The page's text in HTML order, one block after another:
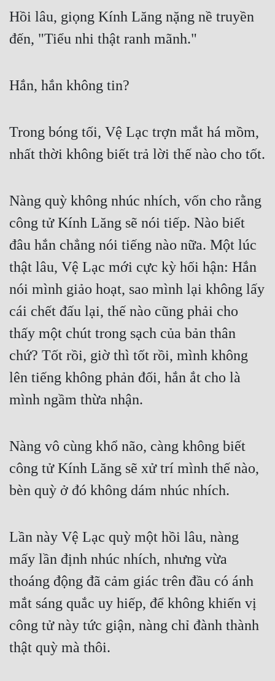
Hồi lâu, giọng Kính Lăng nặng nề truyền
đến, "Tiểu nhi thật ranh mãnh."
Hắn, hắn không tin?
Trong bóng tối, Vệ Lạc trợn mắt há mồm,
nhất thời không biết trả lời thế nào cho tốt.
Nàng quỳ không nhúc nhích, vốn cho rằng
công tử Kính Lăng sẽ nói tiếp. Nào biết
đâu hắn chẳng nói tiếng nào nữa. Một lúc
thật lâu, Vệ Lạc mới cực kỳ hối hận: Hắn
nói mình giảo hoạt, sao mình lại không lấy
cái chết đấu lại, thế nào cũng phải cho
thấy một chút trong sạch của bản thân
chứ? Tốt rồi, giờ thì tốt rồi, mình không
lên tiếng không phản đối, hắn ắt cho là
mình ngầm thừa nhận.
Nàng vô cùng khổ não, càng không biết
công tử Kính Lăng sẽ xử trí mình thế nào,
bèn quỳ ở đó không dám nhúc nhích.
Lần này Vệ Lạc quỳ một hồi lâu, nàng
mấy lần định nhúc nhích, nhưng vừa
thoáng động đã cảm giác trên đầu có ánh
mắt sáng quắc uy hiếp, để không khiến vị
công tử này tức giận, nàng chỉ đành thành
thật quỳ mà thôi.